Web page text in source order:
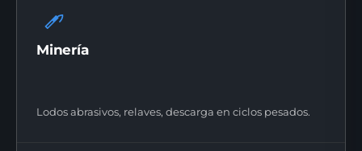
Minería
Lodos abrasivos, relaves, descarga en ciclos pesados.